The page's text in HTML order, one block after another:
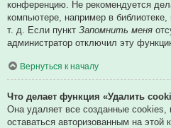
конференцию. Не рекомендуется
компьютере, например в библиотеке,
т. д. Если пункт Запомнить меня
администратор отключил эту
Вернуться к началу
Что делает функция «Удалить
Она удаляет все созданные cookies,
оставаться авторизованным на этой